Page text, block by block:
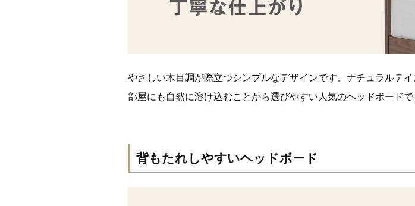
やさしい木目調が際立つシンプルなデザインです。ナチュラルテ
部屋にも自然に溶け込むことから選びやすい人気のヘッドボードで
背もたれしやすいヘッドボード